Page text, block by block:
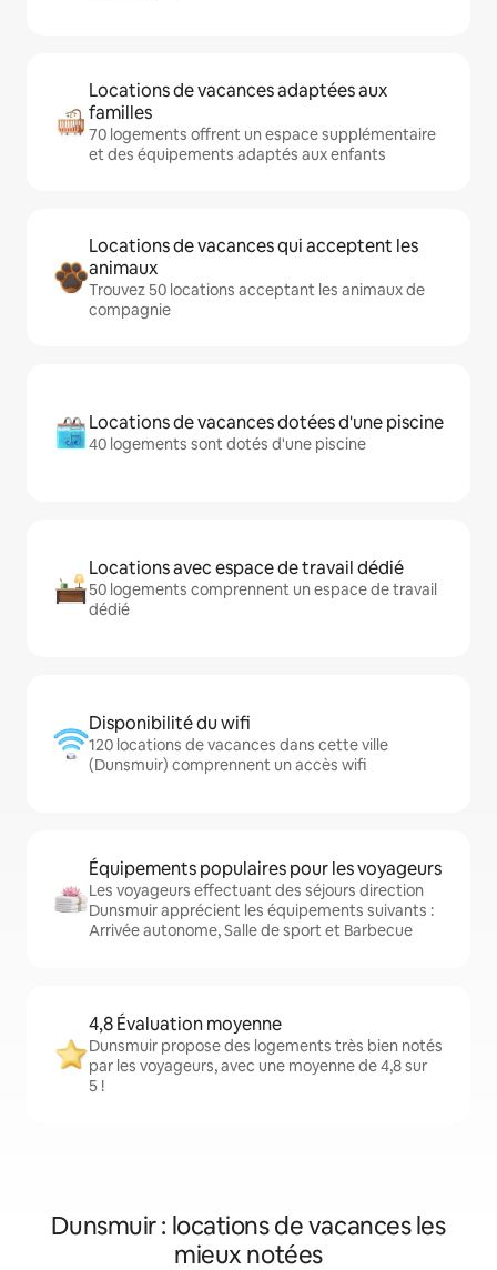
Locations de vacances adaptées aux
familles
70 logements offrent un espace supplémentaire
et des équipements adaptés aux enfants
Locations de vacances qui acceptent les
animaux
Trouvez 50 locations acceptant les animaux de
compagnie
Locations de vacances dotées d'une piscine
40 logements sont dotés d'une piscine
Locations avec espace de travail dédié
50 logements comprennent un espace de travail
dédié
Disponibilité du wifi
120 locations de vacances dans cette ville
(Dunsmuir) comprennent un accès wifi
Équipements populaires pour les voyageurs
Les voyageurs effectuant des séjours direction
Dunsmuir apprécient les équipements suivants :
Arrivée autonome, Salle de sport et Barbecue
4,8 Évaluation moyenne
Dunsmuir propose des logements très bien notés
par les voyageurs, avec une moyenne de 4,8 sur
5 !
Dunsmuir : locations de vacances les
mieux notées